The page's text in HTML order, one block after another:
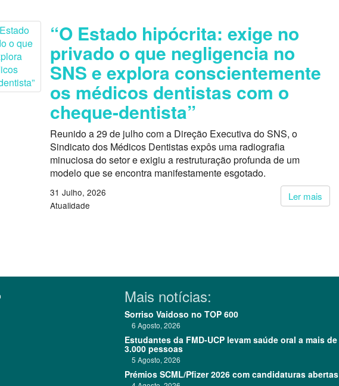
“O Estado hipócrita: exige no
privado o que negligencia no
SNS e explora conscientemente
os médicos dentistas com o
cheque-dentista”
Reunido a 29 de julho com a Direção Executiva do SNS, o
Sindicato dos Médicos Dentistas expôs uma radiografia
minuciosa do setor e exigiu a restruturação profunda de um
modelo que se encontra manifestamente esgotado.
Ler mais
31 Julho, 2026
Atualidade
Mais notícias:
Sorriso Vaidoso no TOP 600
6 Agosto, 2026
Estudantes da FMD-UCP levam saúde oral a mais de
3.000 pessoas
5 Agosto, 2026
Prémios SCML/Pfizer 2026 com candidaturas abertas